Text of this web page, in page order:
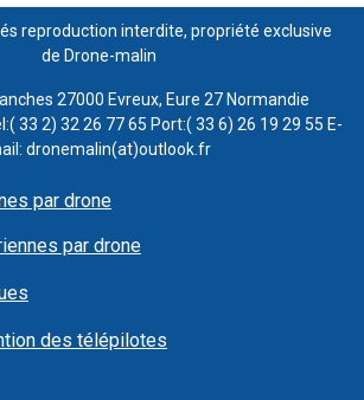
reproduction interdite, propriété exclusive
de Drone-malin
27000 Evreux, Eure 27 Normandie
33 2) 32 26 77 65 Port:( 33 6) 26 19 29 55 E-
dronemalin(at)outlook.fr
par drone
par drone
des télépilotes